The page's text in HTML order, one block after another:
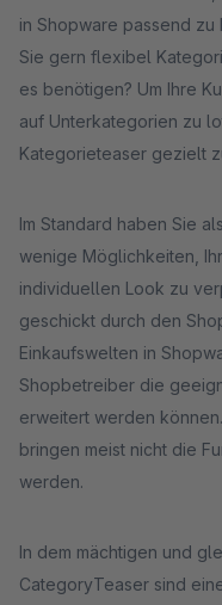
in Shopware passend zu
Sie gern flexibel
es benötigen? Um Ihre
auf Unterkategorien zu
Kategorieteaser gezielt
Im Standard haben Sie
wenige Möglichkeiten,
individuellen Look zu
geschickt durch den
Einkaufswelten in
Shopbetreiber die
erweitert werden
bringen meist nicht die
werden.
In dem mächtigen und
CategoryTeaser sind